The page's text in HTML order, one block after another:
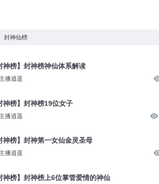
封神仙榜
神榜】封神榜神仙体系解读
主播逍遥
神榜】封神榜19位女子
主播逍遥
神榜】封神第一女仙金灵圣母
主播逍遥
神榜】封神榜上6位掌管爱情的神仙